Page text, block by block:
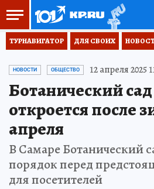
ТУРНАВИГАТОР ДЛЯ СВОИХ
НОВОСТИ ОБЩЕСТВО 12 апреля 2025
Ботанический
откроется после
апреля
В Самаре Ботанический
порядок перед
для посетителей